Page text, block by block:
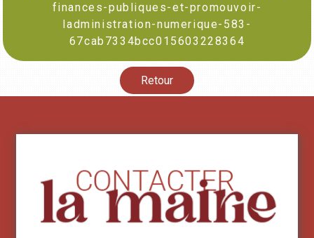
finances-publiques-et-promouvoir-
ladministration-numerique-583-
67cab7334bcc015603228364
Retour